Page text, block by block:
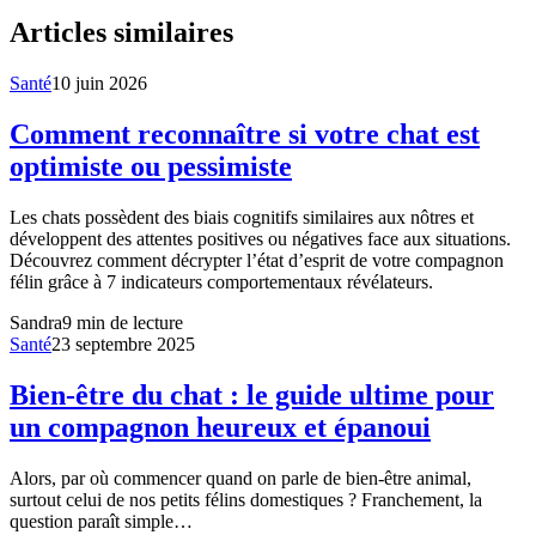
Articles similaires
Santé10 juin 2026
Comment reconnaître si votre chat est
optimiste ou pessimiste
Les chats possèdent des biais cognitifs similaires aux nôtres et
développent des attentes positives ou négatives face aux situations.
Découvrez comment décrypter l’état d’esprit de votre compagnon
félin grâce à 7 indicateurs comportementaux révélateurs.
Sandra9 min de lecture
Santé23 septembre 2025
Bien-être du chat : le guide ultime pour
un compagnon heureux et épanoui
Alors, par où commencer quand on parle de bien-être animal,
surtout celui de nos petits félins domestiques ? Franchement, la
question paraît simple…